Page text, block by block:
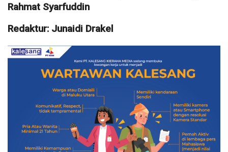
Rahmat Syarfuddin
Redaktur: Junaidi Drakel